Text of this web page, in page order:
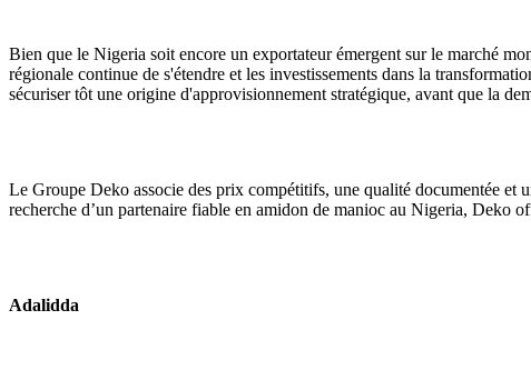
Bien que le Nigeria soit encore un exportateur émergent sur le marché
régionale continue de s'étendre et les investissements dans la
sécuriser tôt une origine d'approvisionnement stratégique, avant que la
Le Groupe Deko associe des prix compétitifs, une qualité documentée et
recherche d’un partenaire fiable en amidon de manioc au Nigeria, Deko
Adalidda